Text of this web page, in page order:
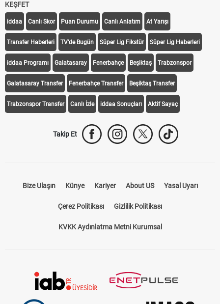
KEŞFET
iddaa Canlı Skor Puan Durumu Canlı Anlatım At Yarışı
Transfer Haberleri TV'de Bugün Süper Lig Fikstür Süper Lig Haberleri
iddaa Programı Galatasaray Fenerbahçe Beşiktaş Trabzonspor
Galatasaray Transfer Fenerbahçe Transfer Beşiktaş Transfer
Trabzonspor Transfer Canlı İzle iddaa Sonuçları Aktif Sayaç
Takip Et
Bize Ulaşın Künye Kariyer About US Yasal Uyarı
Çerez Politikası Gizlilik Politikası
KVKK Aydınlatma Metni Kurumsal